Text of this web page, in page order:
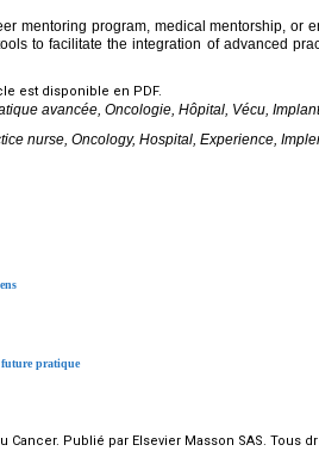
mentoring program, medical mentorship, or
to facilitate the integration of advanced
est disponible en PDF.
avancée, Oncologie, Hôpital, Vécu,
nurse, Oncology, Hospital, Experience,
future pratique
Cancer. Publié par Elsevier Masson SAS. Tous